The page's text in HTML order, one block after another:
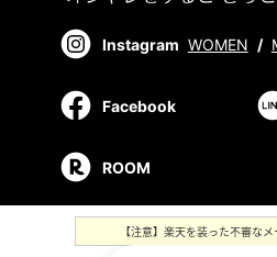
Instagram WOMEN /
Facebook
ROOM
【注意】楽天を装った不審な